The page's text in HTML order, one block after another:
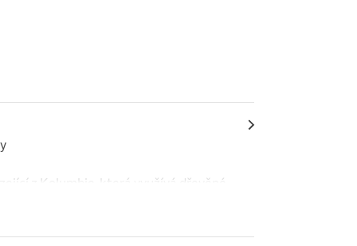
a návratu k sobě samému.
pokožku hladší, pevnější a
z Kolumbie, která využívá dřevěné
stimulaci lymfatického systému,